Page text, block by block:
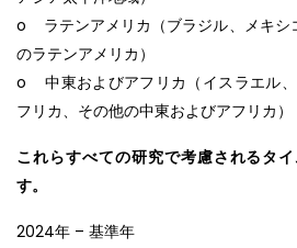
o ラテンアメリカ（ブラジル、メキシ
のラテンアメリカ）
o 中東およびアフリカ（イスラエル
フリカ、その他の中東およびアフリカ）
これらすべての研究で考慮されるタ
す。
2024年 – 基準年